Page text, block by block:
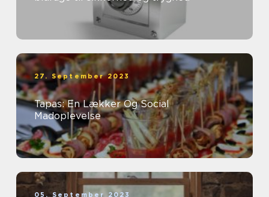
27. September 2023
Tapas: En Lækker Og Social
Madoplevelse
05. September 2023